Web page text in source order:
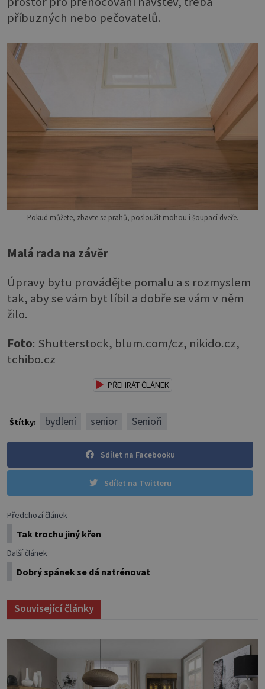
příbuzných nebo pečovatelů.
Pokud můžete, zbavte se prahů, posloužit mohou i šoupací dveře.
Malá rada na závěr
Úpravy bytu provádějte pomalu a s rozmyslem
tak, aby se vám byt líbil a dobře se vám v něm
žilo.
Foto: Shutterstock, blum.com/cz, nikido.cz,
tchibo.cz
PŘEHRÁT ČLÁNEK
Štítky: bydlení senior Senioři
Sdílet na Facebooku
Sdílet na Twitteru
Předchozí článek
Tak trochu jiný křen
Další článek
Dobrý spánek se dá natrénovat
Související články